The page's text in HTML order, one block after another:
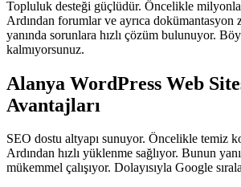
Topluluk desteği güçlüdür. Öncelikle
Ardından forumlar ve ayrıca dokümantasyon
yanında sorunlara hızlı çözüm bulunuyor.
kalmıyorsunuz.
Alanya WordPress Web
Avantajları
SEO dostu altyapı sunuyor. Öncelikle temiz
Ardından hızlı yüklenme sağlıyor. Bunun
mükemmel çalışıyor. Dolayısıyla Google